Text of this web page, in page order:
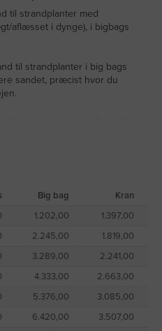
til strandplanter med
aflæsset i dynge), i bigbags
til strandplanter i big bags
sandet, præcist hvor du
derfor ikke altid garantere, at vi
sten. Ønsker du en finere
købe vores mørkt havsand til
Big bag
Kran
1.202,00
1.397,00
2.245,00
1.819,00
3.289,00
2.241,00
4.333,00
2.663,00
5.376,00
3.085,00
6.420,00
3.507,00